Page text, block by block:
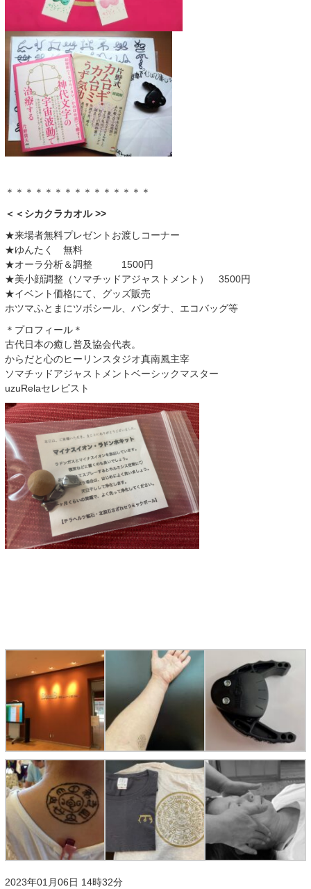
＊＊＊＊＊＊＊＊＊＊＊＊＊＊＊
＜＜シカクラカオル >>
★来場者無料プレゼントお渡しコーナー
★ゆんたく 無料
★オーラ分析＆調整 1500円
★美小顔調整（ソマチッドアジャストメント） 3500円
★イベント価格にて、グッズ販売
ホツマふとまにツボシール、バンダナ、エコバッグ等
＊プロフィール＊
古代日本の癒し普及協会代表。
からだと心のヒーリンスタジオ真南風主宰
ソマチッドアジャストメントベーシックマスター
uzuRelaセレピスト
2023年01月06日 14時32分